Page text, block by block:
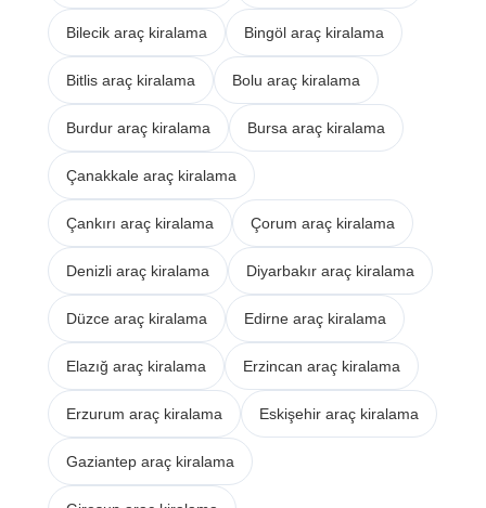
Bilecik araç kiralama Bingöl araç kiralama
Bitlis araç kiralama Bolu araç kiralama
Burdur araç kiralama Bursa araç kiralama
Çanakkale araç kiralama
Çankırı araç kiralama Çorum araç kiralama
Denizli araç kiralama Diyarbakır araç kiralama
Düzce araç kiralama Edirne araç kiralama
Elazığ araç kiralama Erzincan araç kiralama
Erzurum araç kiralama Eskişehir araç kiralama
Gaziantep araç kiralama